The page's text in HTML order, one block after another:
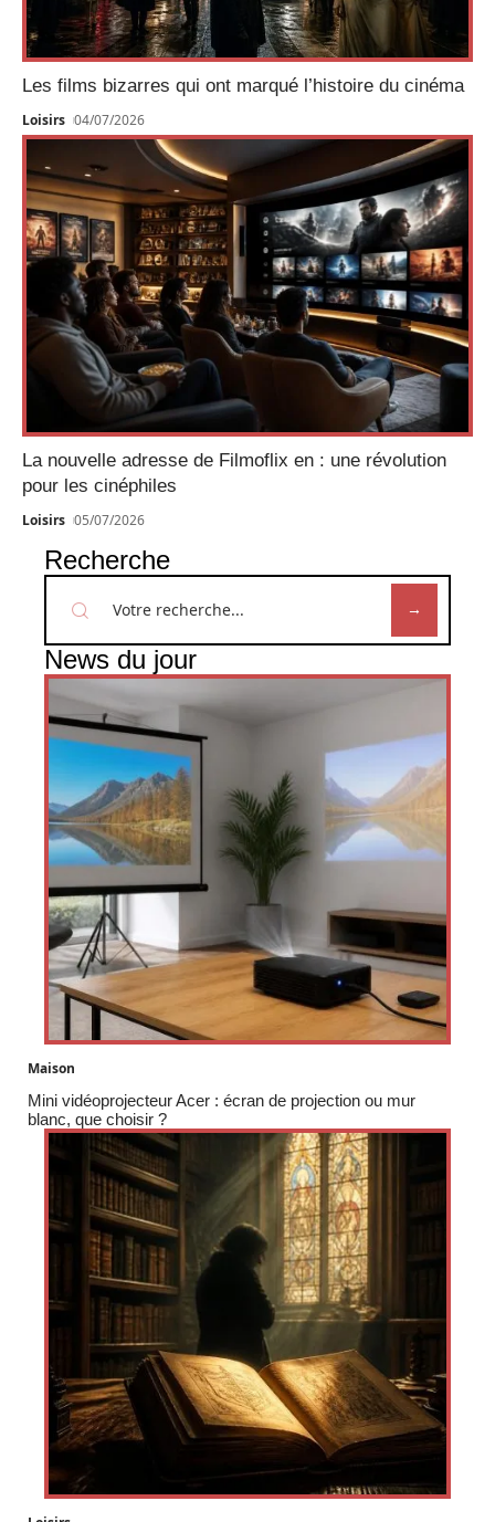
Les films bizarres qui ont marqué l’histoire du cinéma
Loisirs 04/07/2026
La nouvelle adresse de Filmoflix en : une révolution
pour les cinéphiles
Loisirs 05/07/2026
Recherche
News du jour
Maison
Mini vidéoprojecteur Acer : écran de projection ou mur
blanc, que choisir ?